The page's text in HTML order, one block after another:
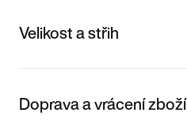
Velikost a střih
Doprava a vrácení zboží